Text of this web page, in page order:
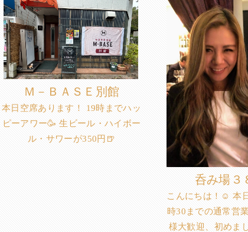
Ｍ－ＢＡＳＥ別館
本日空席あります！ 19時までハッ
ピーアワー🥳 生ビール・ハイボー
ル・サワーが350円🍺
呑み場３
こんにちは！☺️ 本
時30までの通常営
様大歓迎、初めま